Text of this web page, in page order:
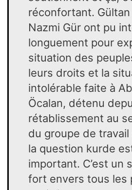
réconfortant.
Nazmi Gür ont pu
longuement pour
situation des
leurs droits et la
intolérable faite à
Öcalan, détenu
rétablissement au
du groupe de
la question kurde
important. C’est un
fort envers tous les